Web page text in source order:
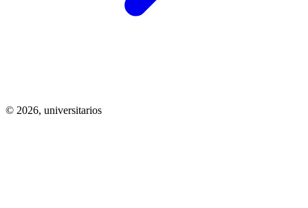
© 2026, universitarios